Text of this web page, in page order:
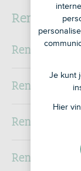
Je kunt
Hier